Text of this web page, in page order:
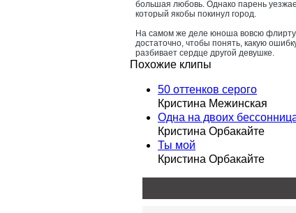
большая любовь. Однако парень
который якобы покинул город.
На самом же деле юноша вовсю
достаточно, чтобы понять, какую
разбивает сердце другой девушке.
Похожие клипы
50 оттенков серого
Кристина Межинская
Одна на двоих
Кристина Орбакайте
Ты мой
Кристина Орбакайте